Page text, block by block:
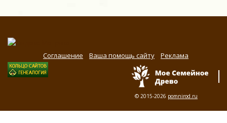
Соглашение Ваша помощь сайту Реклама
© 2015-2026 pomnirod.ru